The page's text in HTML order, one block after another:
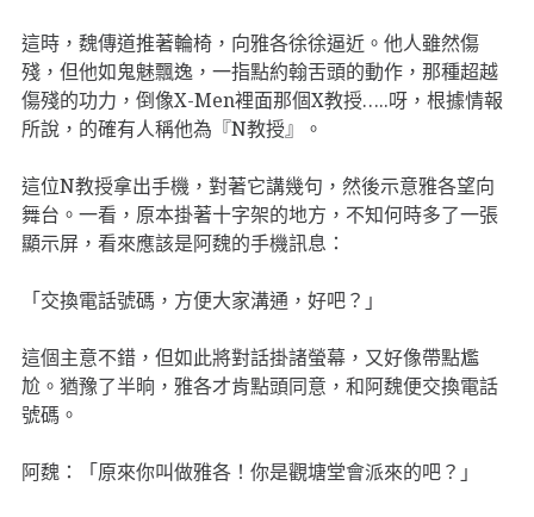
這時，魏傳道推著輪椅，向雅各徐徐逼近。他人雖然傷
殘，但他如鬼魅飄逸，一指點約翰舌頭的動作，那種超越
傷殘的功力，倒像X-Men裡面那個X教授…..呀，根據情報
所說，的確有人稱他為『N教授』。
這位N教授拿出手機，對著它講幾句，然後示意雅各望向
舞台。一看，原本掛著十字架的地方，不知何時多了一張
顯示屏，看來應該是阿魏的手機訊息：
「交換電話號碼，方便大家溝通，好吧？」
這個主意不錯，但如此將對話掛諸螢幕，又好像帶點尷
尬。猶豫了半晌，雅各才肯點頭同意，和阿魏便交換電話
號碼。
阿魏：「原來你叫做雅各！你是觀塘堂會派來的吧？」